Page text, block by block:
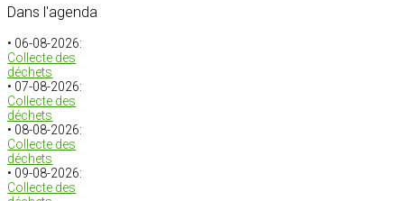
Dans l'agenda
• 06-08-2026:
Collecte des
déchets
• 07-08-2026:
Collecte des
déchets
• 08-08-2026:
Collecte des
déchets
• 09-08-2026:
Collecte des